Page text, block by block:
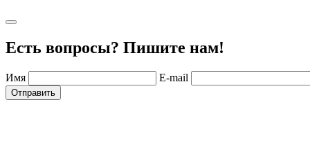
Есть вопросы? Пишите нам!
Имя E-mail